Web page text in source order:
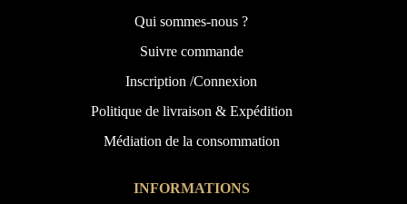
Qui sommes-nous ?
Suivre commande
Inscription /Connexion
Politique de livraison & Expédition
Médiation de la consommation
INFORMATIONS